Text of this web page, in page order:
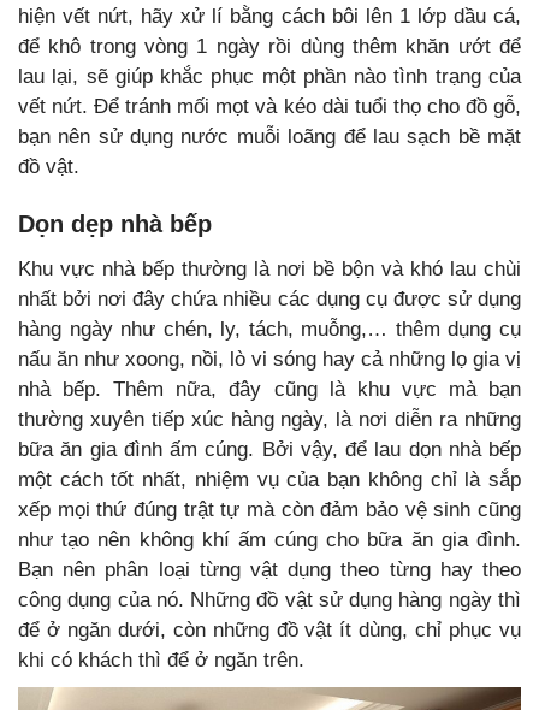
hiện vết nứt, hãy xử lí bằng cách bôi lên 1 lớp dầu cá,
để khô trong vòng 1 ngày rồi dùng thêm khăn ướt để
lau lại, sẽ giúp khắc phục một phần nào tình trạng của
vết nứt. Để tránh mối mọt và kéo dài tuổi thọ cho đồ gỗ,
bạn nên sử dụng nước muỗi loãng để lau sạch bề mặt
đồ vật.
Dọn dẹp nhà bếp
Khu vực nhà bếp thường là nơi bề bộn và khó lau chùi
nhất bởi nơi đây chứa nhiều các dụng cụ được sử dụng
hàng ngày như chén, ly, tách, muỗng,… thêm dụng cụ
nấu ăn như xoong, nồi, lò vi sóng hay cả những lọ gia vị
nhà bếp. Thêm nữa, đây cũng là khu vực mà bạn
thường xuyên tiếp xúc hàng ngày, là nơi diễn ra những
bữa ăn gia đình ấm cúng. Bởi vậy, để lau dọn nhà bếp
một cách tốt nhất, nhiệm vụ của bạn không chỉ là sắp
xếp mọi thứ đúng trật tự mà còn đảm bảo vệ sinh cũng
như tạo nên không khí ấm cúng cho bữa ăn gia đình.
Bạn nên phân loại từng vật dụng theo từng hay theo
công dụng của nó. Những đồ vật sử dụng hàng ngày thì
để ở ngăn dưới, còn những đồ vật ít dùng, chỉ phục vụ
khi có khách thì để ở ngăn trên.